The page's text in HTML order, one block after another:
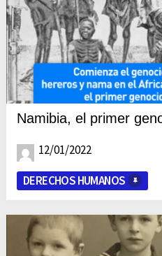
Namibia, el primer
12/01/2022
DERECHOS HUMANOS